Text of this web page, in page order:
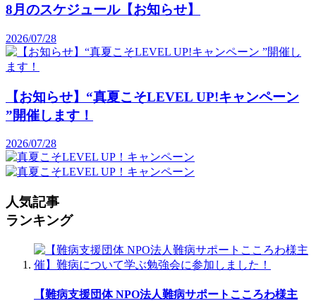
8月のスケジュール【お知らせ】
2026/07/28
【お知らせ】“真夏こそLEVEL UP!キャンペーン
”開催します！
2026/07/28
人気記事
ランキング
【難病支援団体 NPO法人難病サポートこころわ様主